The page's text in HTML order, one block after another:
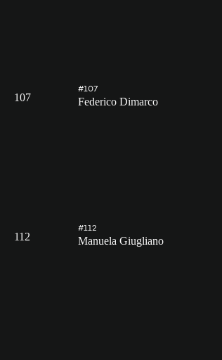
107
#107
Federico Dimarco
112
#112
Manuela Giugliano